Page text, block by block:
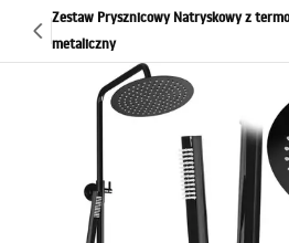
Zestaw Prysznicowy Natryskowy z
metaliczny